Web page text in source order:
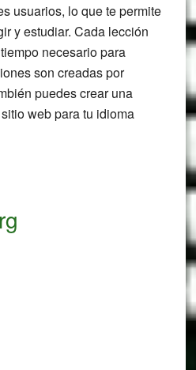
usuarios, lo que te permite
y estudiar. Cada lección
necesario para
son creadas por
puedes crear una
web para tu idioma